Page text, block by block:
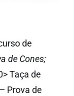
de
de Cones;
Taça de
Prova de